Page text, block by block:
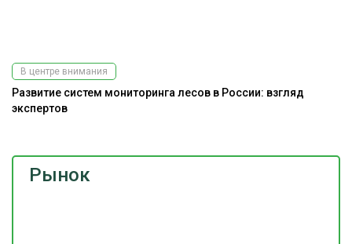
Рынок
В центре внимания
Развитие систем мониторинга лесов в России: взгляд
экспертов